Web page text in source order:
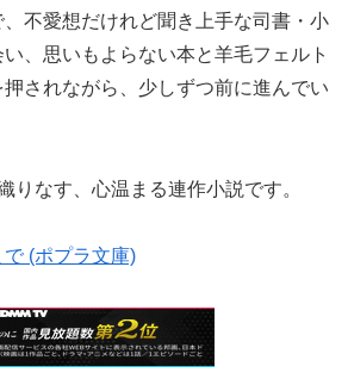
不愛想だけれど聞き上手な司書・小
、思いもよらない本と羊毛フェルト
されながら、少しずつ前に進んでい
りなす、心温まる連作小説です。
(ポプラ文庫)